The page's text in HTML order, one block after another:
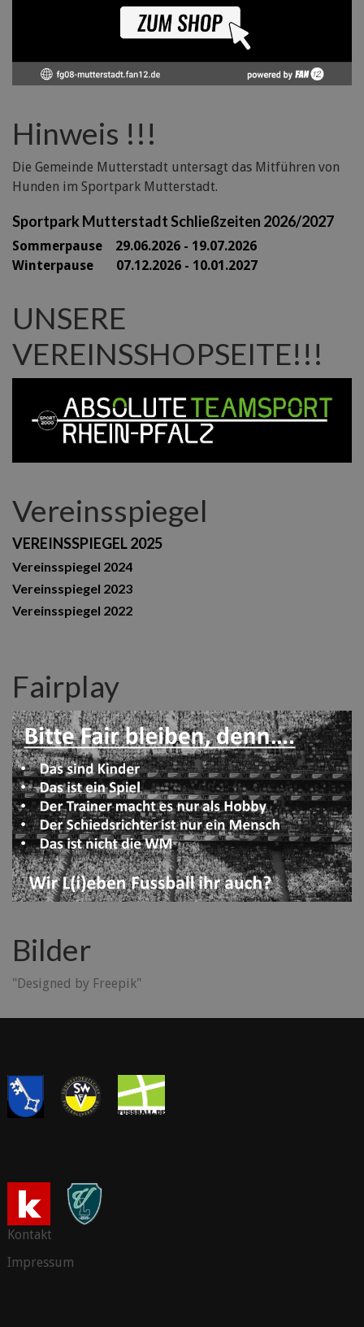
Hinweis !!!
Die Gemeinde Mutterstadt untersagt das Mitführen von
Hunden im Sportpark Mutterstadt.
Sportpark Mutterstadt Schließzeiten 2026/2027
Sommerpause 29.06.2026 - 19.07.2026
Winterpause 07.12.2026 - 10.01.2027
UNSERE
VEREINSSHOPSEITE!!!
Vereinsspiegel
VEREINSSPIEGEL 2025
Vereinsspiegel 2024
Vereinsspiegel 2023
Vereinsspiegel 2022
Fairplay
Bilder
"Designed by Freepik"
Kontakt
Impressum